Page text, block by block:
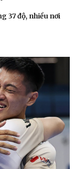
37 độ, nhiều nơi